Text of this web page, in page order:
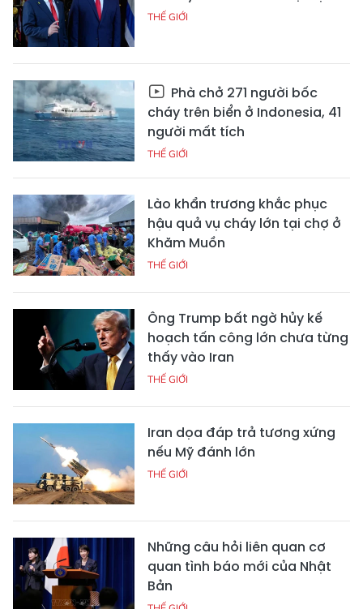
THẾ GIỚI
Phà chở 271 người bốc
cháy trên biển ở Indonesia, 41
người mất tích
THẾ GIỚI
Lào khẩn trương khắc phục
hậu quả vụ cháy lớn tại chợ ở
Khăm Muồn
THẾ GIỚI
Ông Trump bất ngờ hủy kế
hoạch tấn công lớn chưa từng
thấy vào Iran
THẾ GIỚI
Iran dọa đáp trả tương xứng
nếu Mỹ đánh lớn
THẾ GIỚI
Những câu hỏi liên quan cơ
quan tình báo mới của Nhật
Bản